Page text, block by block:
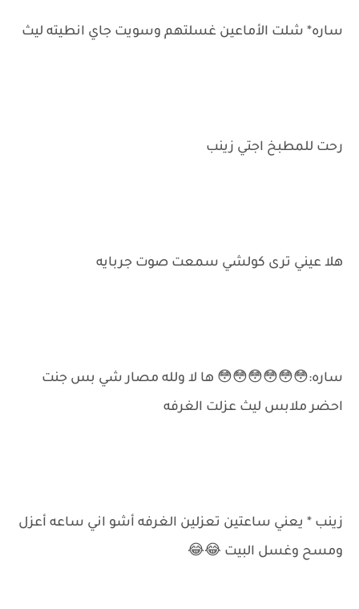
ساره* شلت الأماعين غسلتهم وسويت جاي انطيته ليث
رحت للمطبخ اجتي زينب
هلا عيني ترى كولشي سمعت صوت جربايه
ساره:😳😳😳😳😳😳 ها لا ولله مصار شي بس جنت
احضر ملابس ليث عزلت الغرفه
زينب * يعني ساعتين تعزلين الغرفه أشو اني ساعه أعزل
ومسح وغسل البيت 😂😂